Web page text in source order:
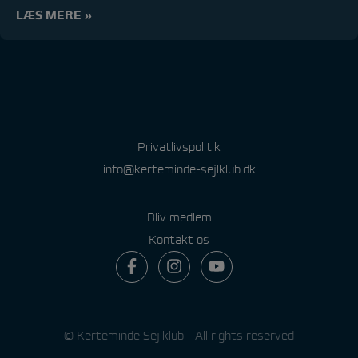
LÆS MERE »
Privatlivspolitik
info@kerteminde-sejlklub.dk
© Kerteminde Sejlklub - All rights reserved
Bliv medlem
Kontakt os